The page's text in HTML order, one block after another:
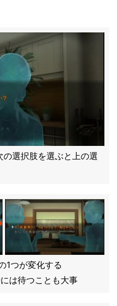
の選択肢を選ぶと上の選
1つが変化する
は待つことも大事